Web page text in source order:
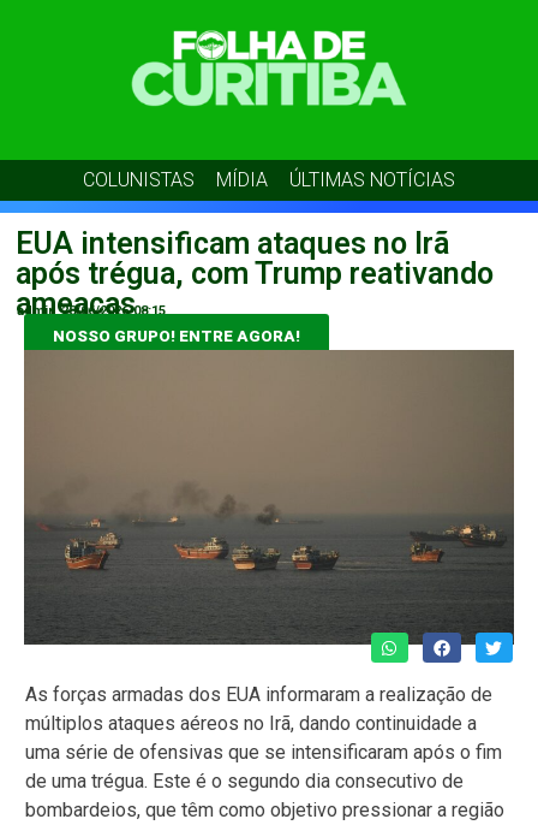
COLUNISTAS MÍDIA ÚLTIMAS NOTÍCIAS
EUA intensificam ataques no Irã
após trégua, com Trump reativando
ameaças
admin 28/06/2026 08:15
NOSSO GRUPO! ENTRE AGORA!
As forças armadas dos EUA informaram a realização de
múltiplos ataques aéreos no Irã, dando continuidade a
uma série de ofensivas que se intensificaram após o fim
de uma trégua. Este é o segundo dia consecutivo de
bombardeios, que têm como objetivo pressionar a região